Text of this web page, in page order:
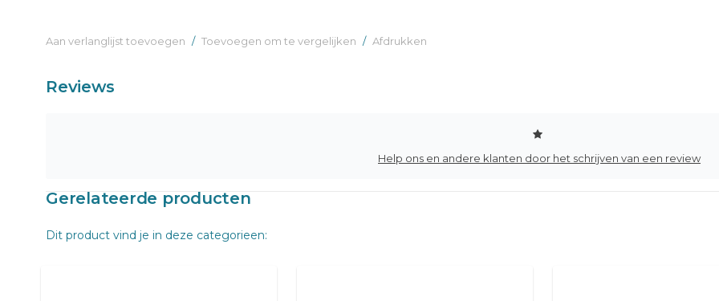
Aan verlanglijst toevoegen / Toevoegen om te vergelijken / Afdrukken
Reviews
Help ons en andere klanten door het schrijven van een review
Gerelateerde producten
Dit product vind je in deze categorieen: